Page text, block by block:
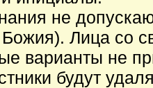
не
Лица со
варианты не
будут